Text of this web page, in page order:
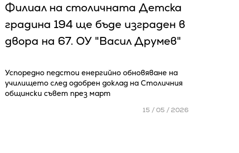
Филиал на столичната Детска
градина 194 ще бъде изграден в
двора на 67. ОУ "Васил Друмев"
Успоредно педстои енергийно обновяване на
училището след одобрен доклад на Столичния
общински съвет през март
15 / 05 / 2026